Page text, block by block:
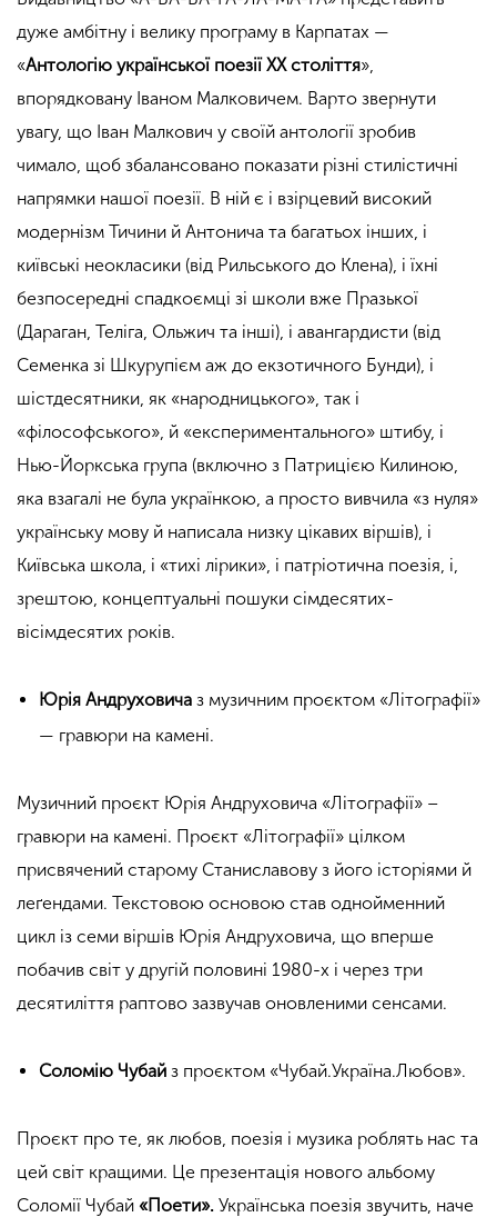
дуже амбітну і велику програму в Карпатах —
«Антологію української поезії ХХ століття»,
впорядковану Іваном Малковичем. Варто звернути
увагу, що Іван Малкович у своїй антології зробив
чимало, щоб збалансовано показати різні стилістичні
напрямки нашої поезії. В ній є і взірцевий високий
модернізм Тичини й Антонича та багатьох інших, і
київські неокласики (від Рильського до Клена), і їхні
безпосередні спадкоємці зі школи вже Празької
(Дараган, Теліга, Ольжич та інші), і авангардисти (від
Семенка зі Шкурупієм аж до екзотичного Бунди), і
шістдесятники, як «народницького», так і
«філософського», й «експериментального» штибу, і
Нью-Йоркська група (включно з Патрицією Килиною,
яка взагалі не була українкою, а просто вивчила «з нуля»
українську мову й написала низку цікавих віршів), і
Київська школа, і «тихі лірики», і патріотична поезія, і,
зрештою, концептуальні пошуки сімдесятих-
вісімдесятих років.
Юрія Андруховича з музичним проєктом «Літографії»
— гравюри на камені.
Музичний проєкт Юрія Андруховича «Літографії» –
гравюри на камені. Проєкт «Літографії» цілком
присвячений старому Станиславову з його історіями й
леґендами. Текстовою основою став однойменний
цикл із семи віршів Юрія Андруховича, що вперше
побачив світ у другій половині 1980-х і через три
десятиліття раптово зазвучав оновленими сенсами.
Соломію Чубай з проєктом «Чубай.Україна.Любов».
Проєкт про те, як любов, поезія і музика роблять нас та
цей світ кращими. Це презентація нового альбому
Соломії Чубай «Поети». Українська поезія звучить, наче